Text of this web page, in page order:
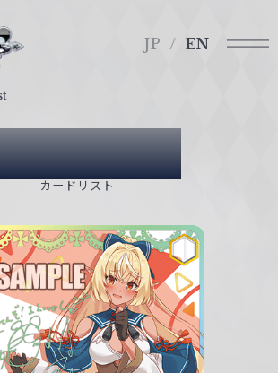
JP EN
List
カードリスト